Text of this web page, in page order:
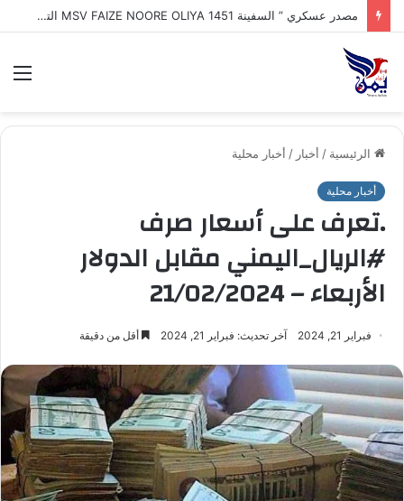
طهران : إيران تكشف اقتراب إعلان تفاهم تاريخي مع سلطنة عُمان بشأن تنظيم الملاحة في مضيق هرمز
الرئيسية / أخبار / أخبار محلية
أخبار محلية
.تعرف على أسعار صرف
#الريال_اليمني مقابل الدولار
الأربعاء – 21/02/2024
فبراير 21, 2024 آخر تحديث: فبراير 21, 2024 أقل من دقيقة